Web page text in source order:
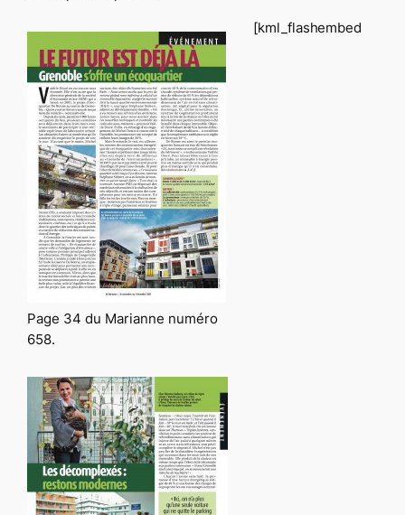
Page 34 du Marianne numéro
658.
[kml_flashembed